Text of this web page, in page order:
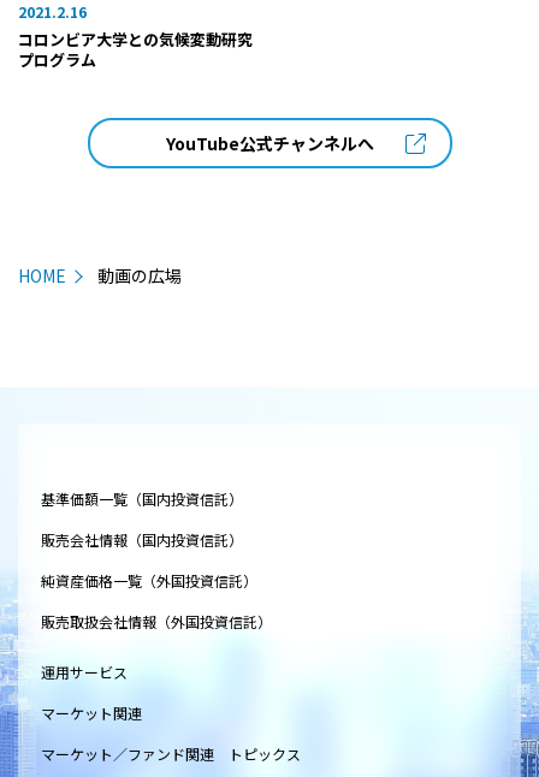
2021.2.16
コロンビア大学との気候変動研究
プログラム
YouTube公式チャンネルへ
HOME 動画の広場
基準価額一覧（国内投資信託）
販売会社情報（国内投資信託）
純資産価格一覧（外国投資信託）
販売取扱会社情報（外国投資信託）
運用サービス
マーケット関連
マーケット／ファンド関連 トピックス